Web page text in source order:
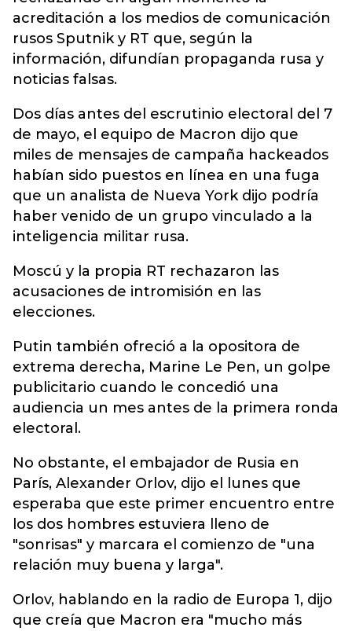
acreditación a los medios de comunicación
rusos Sputnik y RT que, según la
información, difundían propaganda rusa y
noticias falsas.
Dos días antes del escrutinio electoral del 7
de mayo, el equipo de Macron dijo que
miles de mensajes de campaña hackeados
habían sido puestos en línea en una fuga
que un analista de Nueva York dijo podría
haber venido de un grupo vinculado a la
inteligencia militar rusa.
Moscú y la propia RT rechazaron las
acusaciones de intromisión en las
elecciones.
Putin también ofreció a la opositora de
extrema derecha, Marine Le Pen, un golpe
publicitario cuando le concedió una
audiencia un mes antes de la primera ronda
electoral.
No obstante, el embajador de Rusia en
París, Alexander Orlov, dijo el lunes que
esperaba que este primer encuentro entre
los dos hombres estuviera lleno de
"sonrisas" y marcara el comienzo de "una
relación muy buena y larga".
Orlov, hablando en la radio de Europa 1, dijo
que creía que Macron era "mucho más